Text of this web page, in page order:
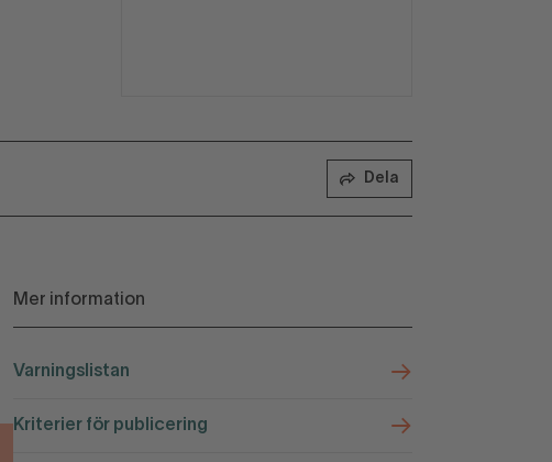
Dela
Mer information
Varningslistan
Kriterier för publicering